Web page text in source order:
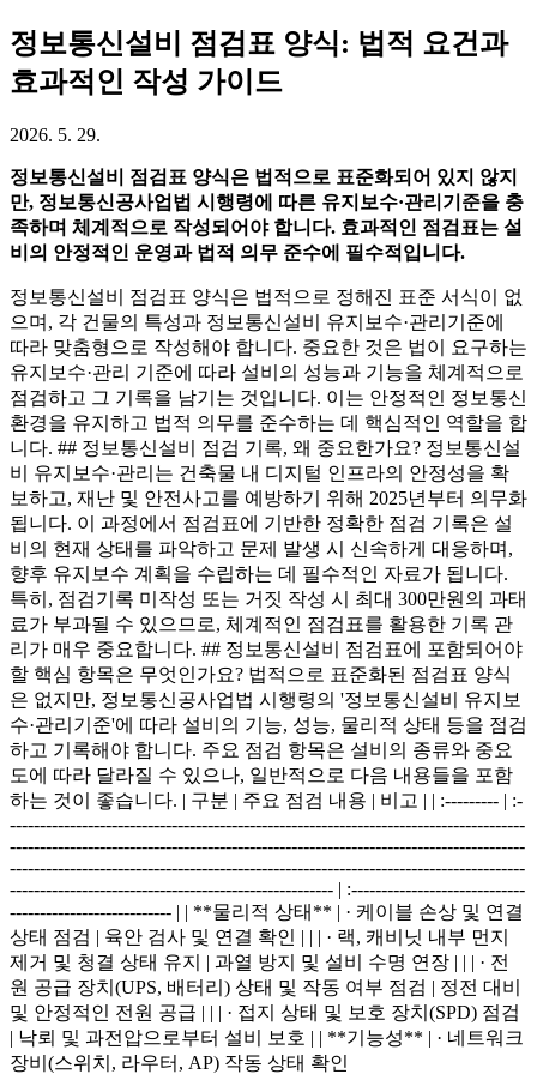
정보통신설비 점검표 양식: 법적 요건과
효과적인 작성 가이드
2026. 5. 29.
정보통신설비 점검표 양식은 법적으로 표준화되어 있지 않지
만, 정보통신공사업법 시행령에 따른 유지보수·관리기준을 충
족하며 체계적으로 작성되어야 합니다. 효과적인 점검표는 설
비의 안정적인 운영과 법적 의무 준수에 필수적입니다.
정보통신설비 점검표 양식은 법적으로 정해진 표준 서식이 없
으며, 각 건물의 특성과 정보통신설비 유지보수·관리기준에
따라 맞춤형으로 작성해야 합니다. 중요한 것은 법이 요구하는
유지보수·관리 기준에 따라 설비의 성능과 기능을 체계적으로
점검하고 그 기록을 남기는 것입니다. 이는 안정적인 정보통신
환경을 유지하고 법적 의무를 준수하는 데 핵심적인 역할을 합
니다. ## 정보통신설비 점검 기록, 왜 중요한가요? 정보통신설
비 유지보수·관리는 건축물 내 디지털 인프라의 안정성을 확
보하고, 재난 및 안전사고를 예방하기 위해 2025년부터 의무화
됩니다. 이 과정에서 점검표에 기반한 정확한 점검 기록은 설
비의 현재 상태를 파악하고 문제 발생 시 신속하게 대응하며,
향후 유지보수 계획을 수립하는 데 필수적인 자료가 됩니다.
특히, 점검기록 미작성 또는 거짓 작성 시 최대 300만원의 과태
료가 부과될 수 있으므로, 체계적인 점검표를 활용한 기록 관
리가 매우 중요합니다. ## 정보통신설비 점검표에 포함되어야
할 핵심 항목은 무엇인가요? 법적으로 표준화된 점검표 양식
은 없지만, 정보통신공사업법 시행령의 '정보통신설비 유지보
수·관리기준'에 따라 설비의 기능, 성능, 물리적 상태 등을 점검
하고 기록해야 합니다. 주요 점검 항목은 설비의 종류와 중요
도에 따라 달라질 수 있으나, 일반적으로 다음 내용들을 포함
하는 것이 좋습니다. | 구분 | 주요 점검 내용 | 비고 | | :--------- | :-
--------------------------------------------------------------------------------------
--------------------------------------------------------------------------------------
--------------------------------------------------------------------------------------
------------------------------------------------------ | :-----------------------------
--------------------------- | | **물리적 상태** | · 케이블 손상 및 연결
상태 점검 | 육안 검사 및 연결 확인 | | | · 랙, 캐비닛 내부 먼지
제거 및 청결 상태 유지 | 과열 방지 및 설비 수명 연장 | | | · 전
원 공급 장치(UPS, 배터리) 상태 및 작동 여부 점검 | 정전 대비
및 안정적인 전원 공급 | | | · 접지 상태 및 보호 장치(SPD) 점검
| 낙뢰 및 과전압으로부터 설비 보호 | | **기능성** | · 네트워크
장비(스위치, 라우터, AP) 작동 상태 확인